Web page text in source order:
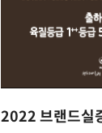
2022 브랜드실